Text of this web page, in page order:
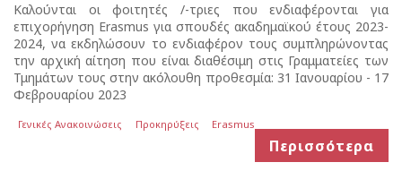
Καλούνται οι φοιτητές /-τριες που ενδιαφέρονται για
επιχορήγηση Erasmus για σπουδές ακαδημαϊκού έτους 2023-
2024, να εκδηλώσουν το ενδιαφέρον τους συμπληρώνοντας
την αρχική αίτηση που είναι διαθέσιμη στις Γραμματείες των
Τμημάτων τους στην ακόλουθη προθεσμία: 31 Ιανουαρίου - 17
Φεβρουαρίου 2023
Γενικές Ανακοινώσεις Προκηρύξεις Erasmus
Περισσότερα